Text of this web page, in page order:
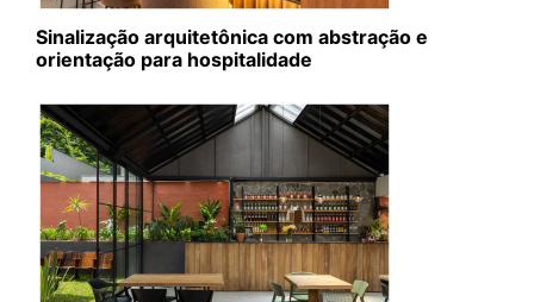
Sinalização arquitetônica com abstração e
orientação para hospitalidade